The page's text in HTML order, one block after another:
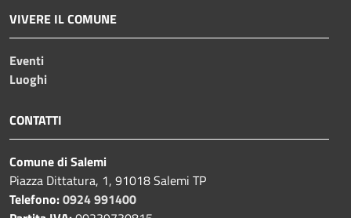
VIVERE IL COMUNE
Eventi
Luoghi
CONTATTI
Comune di Salemi
Piazza Dittatura, 1, 91018 Salemi TP
Telefono:0924 991400